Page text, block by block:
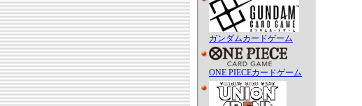
ガンダムカードゲーム
ONE PIECEカードゲーム